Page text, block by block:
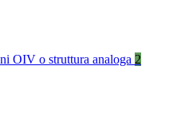
OIV o struttura analoga 2